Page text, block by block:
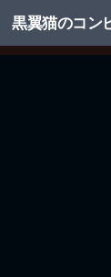
コンテンツへ
黒翼猫のコン